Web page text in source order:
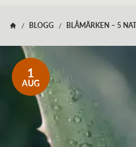
/ BLOGG / BLÅMÄRKEN – 5
1
AUG